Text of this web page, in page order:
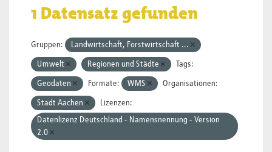
1 Datensatz gefunden
Gruppen: Landwirtschaft, Forstwirtschaft ...
Umwelt Regionen und Städte Tags:
Geodaten Formate: WMS Organisationen:
Stadt Aachen
Lizenzen:
Datenlizenz Deutschland - Namensnennung - Version
2.0